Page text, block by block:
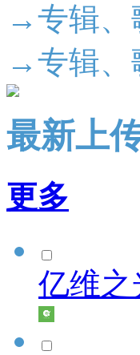
→专辑
→专辑
最新上
更多
亿维之